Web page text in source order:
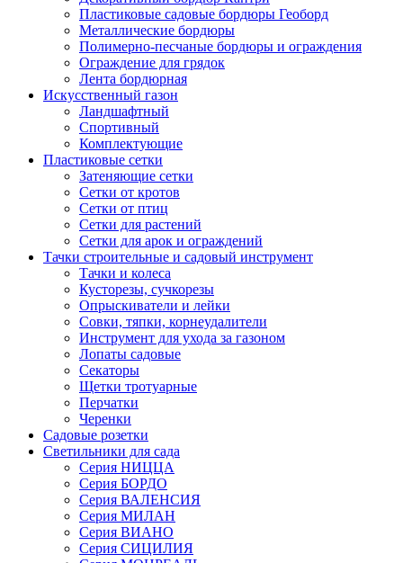
Пластиковые садовые бордюры Геоборд
Металлические бордюры
Полимерно-песчаные бордюры и ограждения
Ограждение для грядок
Лента бордюрная
Искусственный газон
Ландшафтный
Спортивный
Комплектующие
Пластиковые сетки
Затеняющие сетки
Сетки от кротов
Сетки от птиц
Сетки для растений
Сетки для арок и ограждений
Тачки строительные и садовый инструмент
Тачки и колеса
Кусторезы, сучкорезы
Опрыскиватели и лейки
Совки, тяпки, корнеудалители
Инструмент для ухода за газоном
Лопаты садовые
Секаторы
Щетки тротуарные
Перчатки
Черенки
Садовые розетки
Светильники для сада
Серия НИЦЦА
Серия БОРДО
Серия ВАЛЕНСИЯ
Серия МИЛАН
Серия ВИАНО
Серия СИЦИЛИЯ